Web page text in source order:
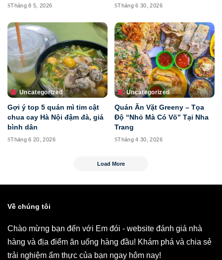
Tháng 8 5, 2026 Tháng 6 30, 2026
Uncategorized
Gợi ý top 5 quán mì tim cật
chua cay Hà Nội đậm đà, giá
bình dân
Tháng 6 20, 2026
Uncategorized
Quán Ăn Vặt Greeny – Tọa
Độ “Nhỏ Mà Có Võ” Tại Nha
Trang
Tháng 4 30, 2026
Load More
Về chúng tôi
Chào mừng bạn đến với Em đói - website đánh giá nhà
hàng và địa điểm ăn uống hàng đầu! Khám phá và chia sẻ
trải nghiệm ẩm thực của bạn ngay hôm nay!